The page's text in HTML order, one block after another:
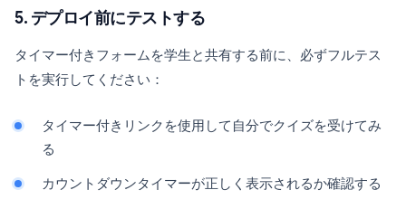
5. デプロイ前にテストする
タイマー付きフォームを学生と共有する前に、必ずフルテス
トを実行してください：
タイマー付きリンクを使用して自分でクイズを受けてみ
る
カウントダウンタイマーが正しく表示されるか確認する